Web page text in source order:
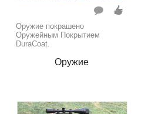
Оружие покрашено
Оружейным Покрытием
DuraCoat.
Оружие